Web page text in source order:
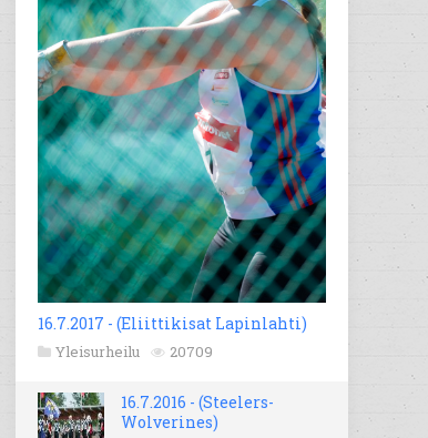
16.7.2017 - (Eliittikisat Lapinlahti)
Yleisurheilu 20709
16.7.2016 - (Steelers-
Wolverines)